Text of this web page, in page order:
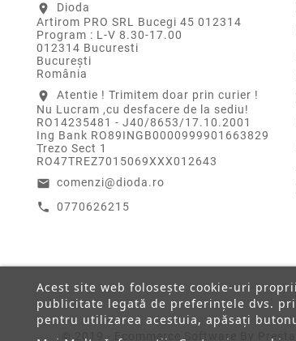
location_on
Dioda
Artirom PRO SRL Bucegi 45 012314
Program : L-V 8.30-17.00
012314 Bucuresti
Bucureşti
România
location_on
Atentie ! Trimitem doar prin curier !
Nu Lucram ,cu desfacere de la sediu!
RO14235481 - J40/8653/17.10.2001
Ing Bank RO89INGB0000999901663829
Trezo Sect 1
RO47TREZ7015069XXX012643
email comenzi@dioda.ro
call 0770626215
Acest site web folosește cookie-uri
publicitate legată de preferințele dvs.
pentru utilizarea acestuia, apăsați
© 2019 - Ecommerce Software By